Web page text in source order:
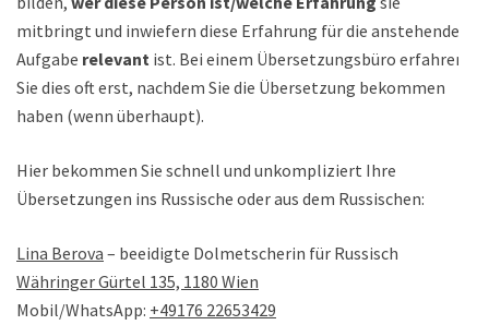
mitbringt und inwiefern diese Erfahrung für die anstehende
Aufgabe relevant ist. Bei einem Übersetzungsbüro erfahren
Sie dies oft erst, nachdem Sie die Übersetzung bekommen
haben (wenn überhaupt).
Hier bekommen Sie schnell und unkompliziert Ihre
Übersetzungen ins Russische oder aus dem Russischen:
Lina Berova – beeidigte Dolmetscherin für Russisch
Währinger Gürtel 135, 1180 Wien
Mobil/WhatsApp: +49176 22653429